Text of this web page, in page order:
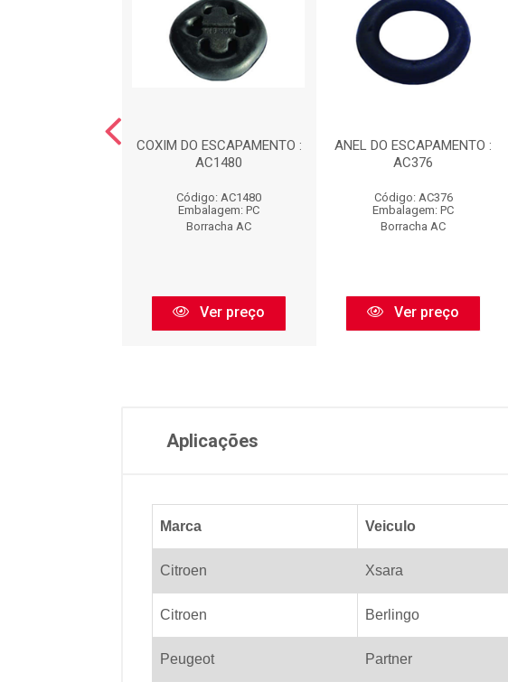
COXIM DO ESCAPAMENTO :
AC1480
Código: AC1480
Embalagem: PC
Borracha AC
Ver preço
ANEL DO ESCAPAMENTO :
AC376
Código: AC376
Embalagem: PC
Borracha AC
Ver preço
Aplicações
Marca Veiculo
Citroen Xsara
Citroen Berlingo
Peugeot Partner